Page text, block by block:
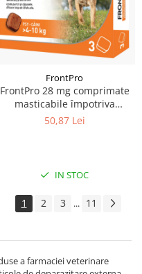
FrontPro
FrontPro 28 mg comprimate
masticabile împotriva
puricilor și căpușelor pentru
50,87 Lei
IN STOC
1 2 3 ... 11
a farmaciei veterinare